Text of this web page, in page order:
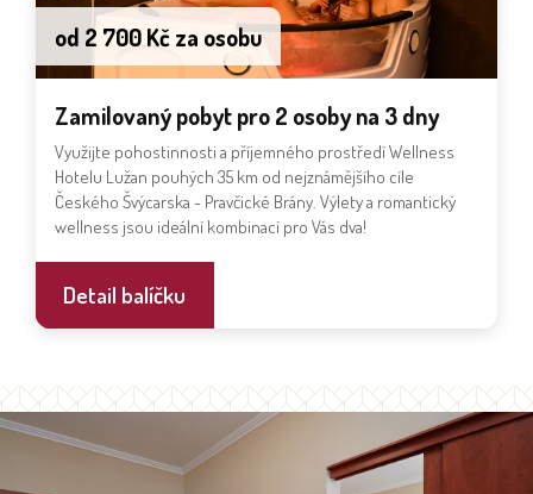
Zamilovaný pobyt pro 2 osoby na 3 dny
Využijte pohostinnosti a příjemného prostředí Wellness
Hotelu Lužan pouhých 35 km od nejznámějšího cíle
Českého Švýcarska - Pravčické Brány. Výlety a romantický
wellness jsou ideální kombinací pro Vás dva!
od 2 700 Kč za osobu
Detail balíčku